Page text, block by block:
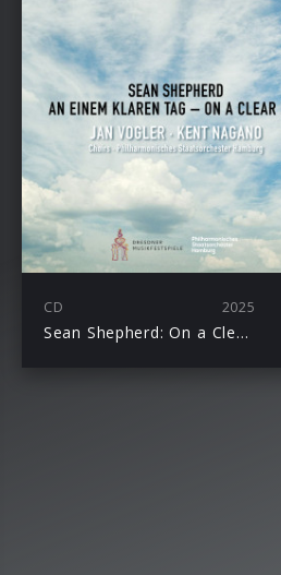
CD 2025
Sean Shepherd: On a Clear Day